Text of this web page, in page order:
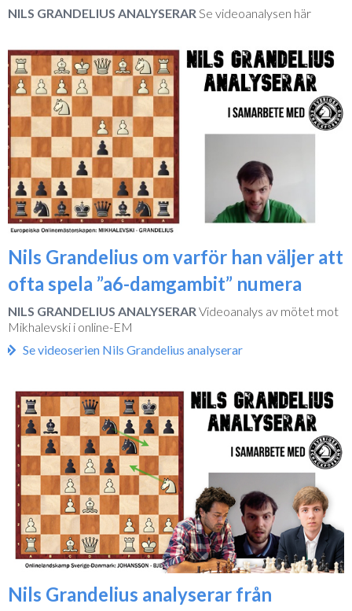
NILS GRANDELIUS ANALYSERAR Se videoanalysen här
Nils Grandelius om varför han väljer att
ofta spela ”a6-damgambit” numera
NILS GRANDELIUS ANALYSERAR Videoanalys av mötet mot
Mikhalevski i online-EM
Se videoserien Nils Grandelius analyserar
Nils Grandelius analyserar från